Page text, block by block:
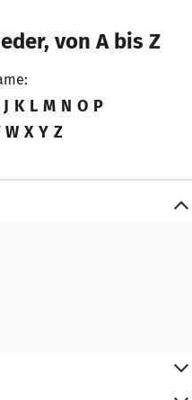
von A bis Z
J K L M N O P
W X Y Z